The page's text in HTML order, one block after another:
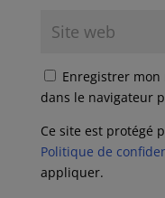
Enregistrer
dans le navigateur
Ce site est protégé
Politique de
appliquer.